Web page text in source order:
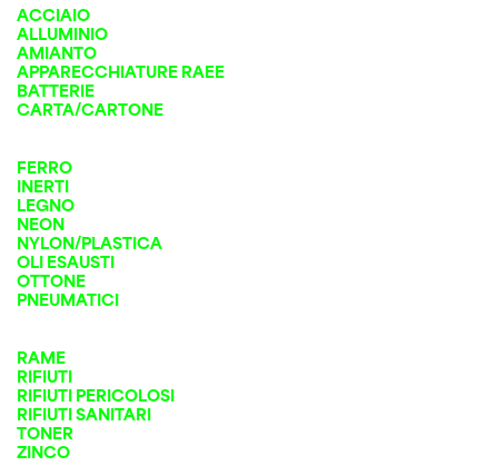
ACCIAIO
ALLUMINIO
AMIANTO
APPARECCHIATURE RAEE
BATTERIE
CARTA/CARTONE
FERRO
INERTI
LEGNO
NEON
NYLON/PLASTICA
OLI ESAUSTI
OTTONE
PNEUMATICI
RAME
RIFIUTI
RIFIUTI PERICOLOSI
RIFIUTI SANITARI
TONER
ZINCO